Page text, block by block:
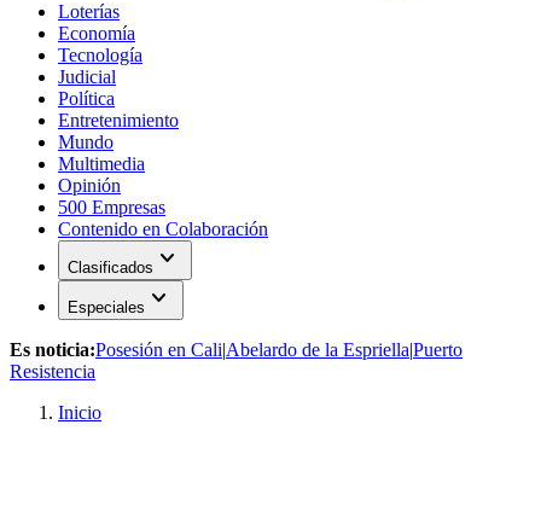
Loterías
Economía
Tecnología
Judicial
Política
Entretenimiento
Mundo
Multimedia
Opinión
500 Empresas
Contenido en Colaboración
Clasificados expand_more
Especiales expand_more
Es noticia:Posesión en Cali|Abelardo de la Espriella|Puerto
Resistencia
Inicio